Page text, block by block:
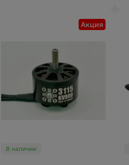
Акция
В наличии